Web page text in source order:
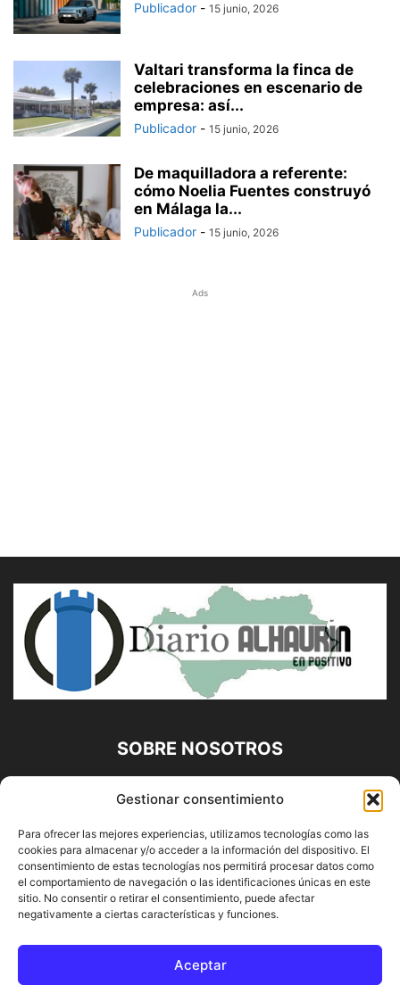
Gestionar consentimiento
Para ofrecer las mejores experiencias, utilizamos tecnologías como las
cookies para almacenar y/o acceder a la información del dispositivo. El
consentimiento de estas tecnologías nos permitirá procesar datos como
el comportamiento de navegación o las identificaciones únicas en este
sitio. No consentir o retirar el consentimiento, puede afectar
negativamente a ciertas características y funciones.
Aceptar
Publicador - 15 junio, 2026
Valtari transforma la finca de
celebraciones en escenario de
empresa: así...
Publicador - 15 junio, 2026
De maquilladora a referente:
cómo Noelia Fuentes construyó
en Málaga la...
Publicador - 15 junio, 2026
Ads
SOBRE NOSOTROS
Diario Alhaurín (www.alhaurindelatorre.com) Propiedad de
Francisco E. López López | 639 95 71 95 | Noticias de
Alhaurín de la Torre, Málaga y Provincia|
Contáctanos:info@alhaurindelatorre.com
SÍGUENOS